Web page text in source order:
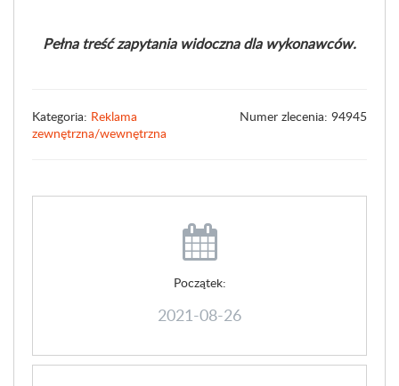
Pełna treść zapytania widoczna dla wykonawców.
Kategoria: Reklama
zewnętrzna/wewnętrzna
Numer zlecenia: 94945
Początek:
2021-08-26